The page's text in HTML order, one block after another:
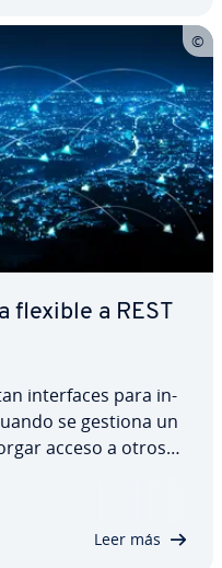
a REST
in­te­r­fa­ces para in­
se gestiona un
acceso a otros
Leer más